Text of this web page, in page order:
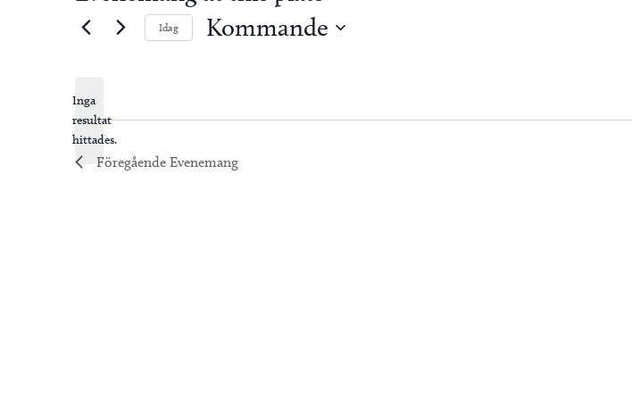
Notis
Inga
resultat
hittades.
Idag Kommande
Föregående Evenemang